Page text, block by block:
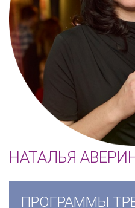
НАТАЛЬЯ
ПРОГРАММЫ